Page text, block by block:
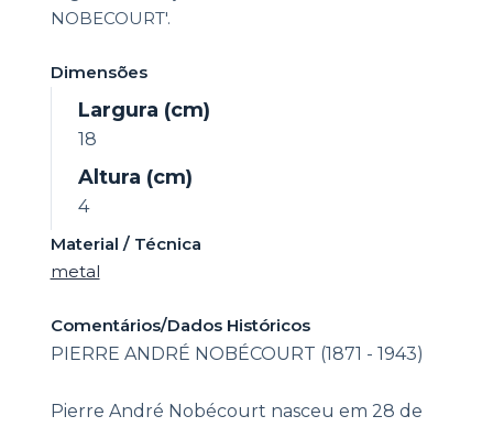
NOBECOURT'.
Dimensões
Largura (cm)
18
Altura (cm)
4
Material / Técnica
metal
Comentários/Dados Históricos
PIERRE ANDRÉ NOBÉCOURT (1871 - 1943)
Pierre André Nobécourt nasceu em 28 de